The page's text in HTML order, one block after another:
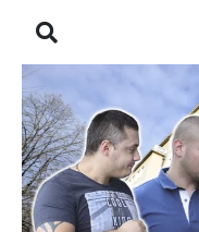
VESTI
ZADRUGA